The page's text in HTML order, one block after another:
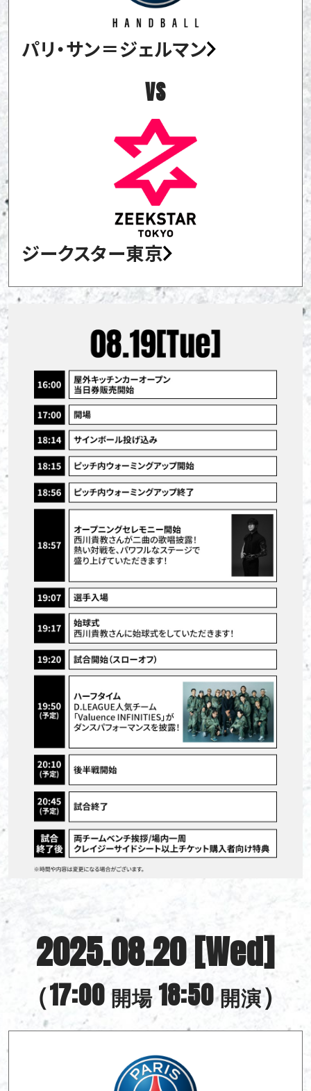
パリ・サン＝ジェルマン
VS
ジークスター東京
2025.08.20 [Wed]
（17:00 開場18:50開演）